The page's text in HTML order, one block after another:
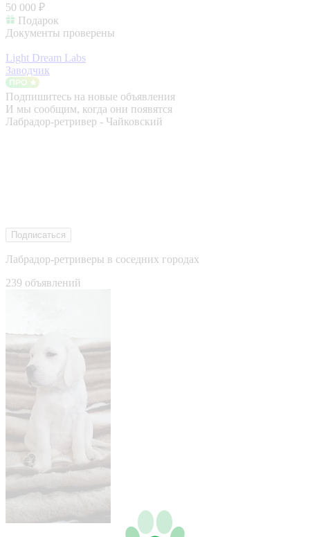
50 000 ₽
Подарок
Документы проверены
Light Dream Labs
Заводчик
Подпишитесь на новые объявления
И мы сообщим, когда они появятся
Лабрадор-ретривер - Чайковский
Подписаться
Лабрадор-ретриверы в соседних городах
239 объявлений